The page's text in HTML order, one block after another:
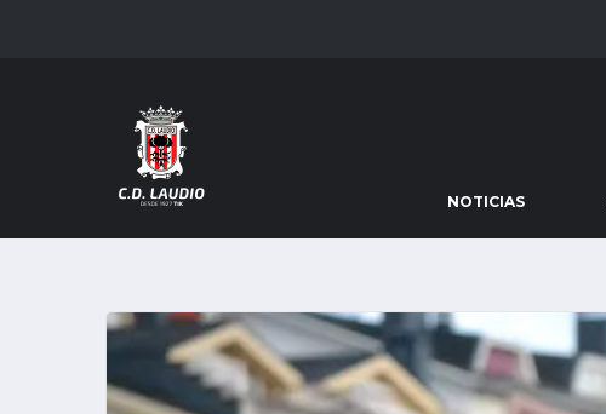
NOTICIAS